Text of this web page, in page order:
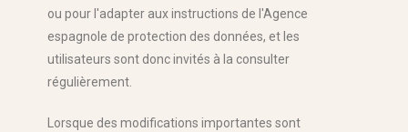
ou pour l'adapter aux instructions de l'Agence
espagnole de protection des données, et les
utilisateurs sont donc invités à la consulter
régulièrement.
Lorsque des modifications importantes sont